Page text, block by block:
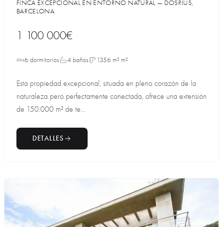
FINCA EXCEPCIONAL EN ENTORNO NATURAL — DOSRIUS,
BARCELONA
1 100 000€
6 dormitorios 4 baños 1356 m² m²
Esta propiedad excepcional, situada en pleno corazón de la
naturaleza pero perfectamente conectada, ofrece una extensión
de 150.000 m² de te...
DETALLES